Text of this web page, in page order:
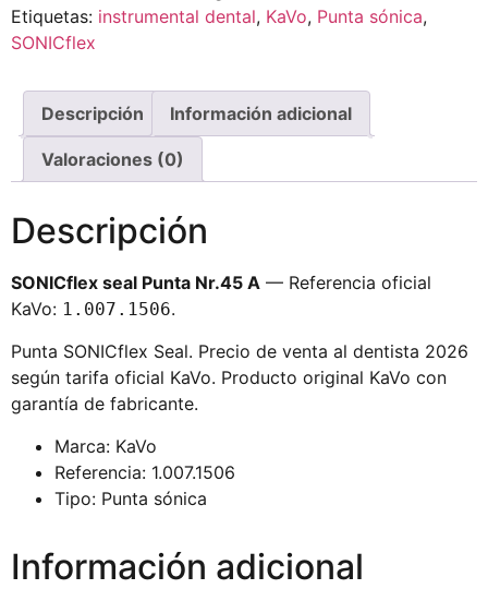
Etiquetas: instrumental dental, KaVo, Punta sónica,
SONICflex
Descripción Información adicional
Valoraciones (0)
Descripción
SONICflex seal Punta Nr.45 A — Referencia oficial
KaVo: 1.007.1506.
Punta SONICflex Seal. Precio de venta al dentista 2026
según tarifa oficial KaVo. Producto original KaVo con
garantía de fabricante.
Marca: KaVo
Referencia: 1.007.1506
Tipo: Punta sónica
Información adicional